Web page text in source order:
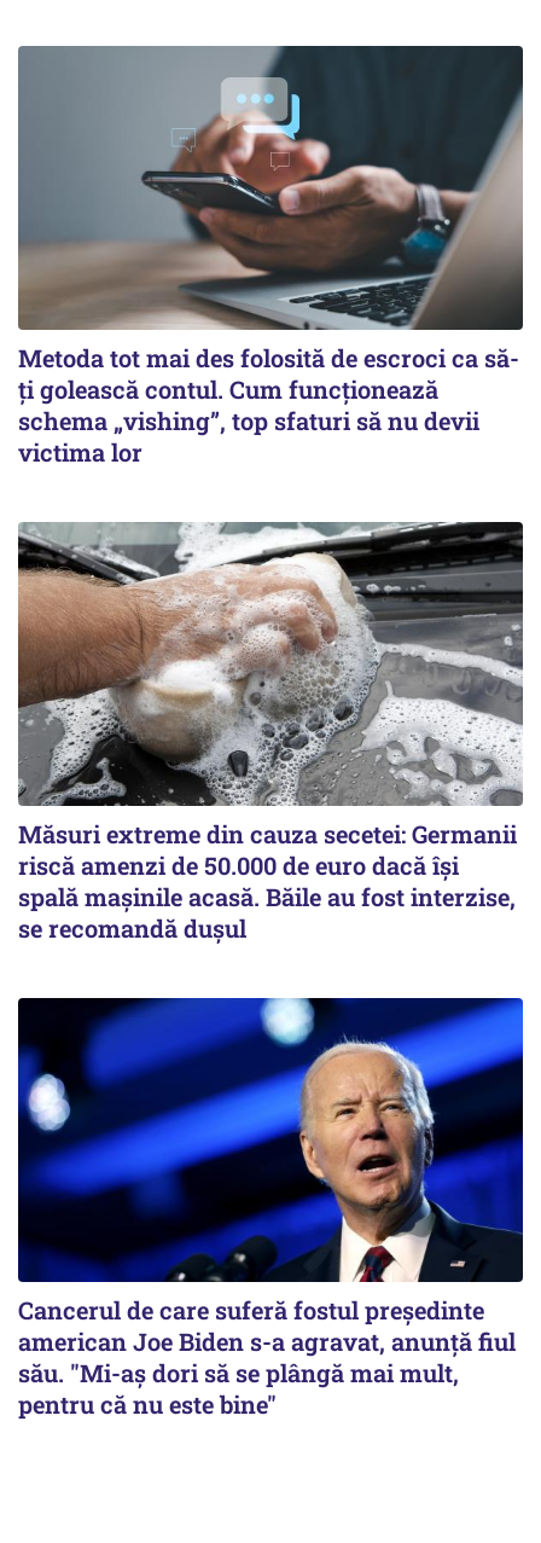
Metoda tot mai des folosită de escroci ca să-
ți golească contul. Cum funcționează
schema „vishing”, top sfaturi să nu devii
victima lor
Măsuri extreme din cauza secetei: Germanii
riscă amenzi de 50.000 de euro dacă își
spală mașinile acasă. Băile au fost interzise,
se recomandă dușul
Cancerul de care suferă fostul preşedinte
american Joe Biden s-a agravat, anunță fiul
său. "Mi-aș dori să se plângă mai mult,
pentru că nu este bine"